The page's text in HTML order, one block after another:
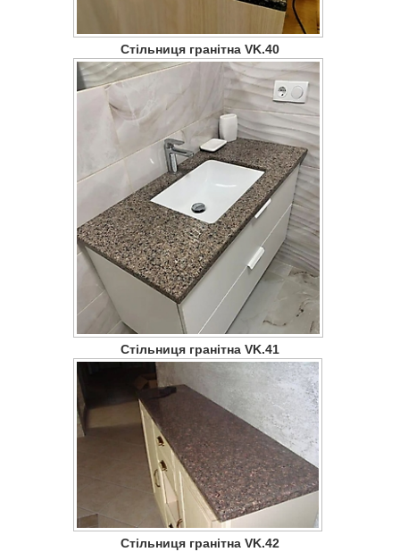
Стільниця гранітна VK.40
Стільниця гранітна VK.41
Стільниця гранітна VK.42